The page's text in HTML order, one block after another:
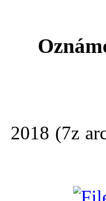
2018 (7z